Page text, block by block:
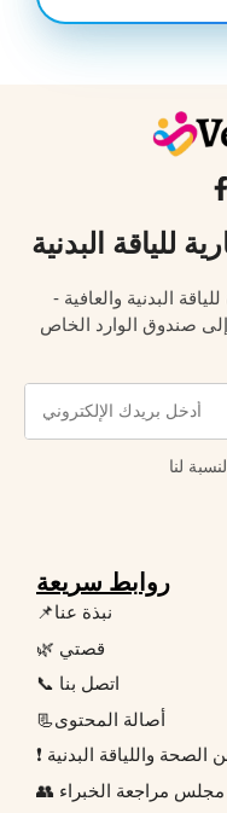
للياقة البدنية
البدنية والعافية -
صندوق الوارد الخاص
لنا
روابط سريعة
📌نبذة عنا
🌿 قصتي
📞 اتصل بنا
📃أصالة المحتوى
الصحة واللياقة البدنية
👥 مجلس مراجعة الخبراء